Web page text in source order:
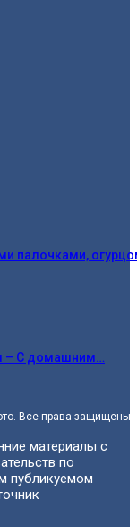
палочками,
– С домашним…
Все права защищены.
материалы с
по
публикуемом